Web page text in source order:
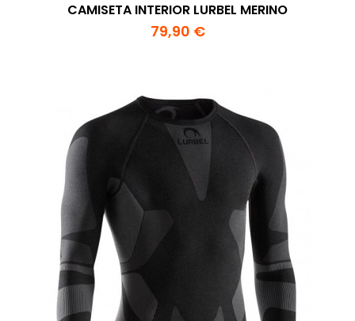
CAMISETA INTERIOR LURBEL MERINO
79,90 €